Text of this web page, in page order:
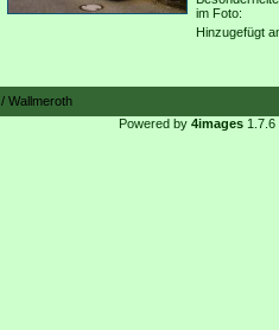
im Foto:
Hinzugefügt
/ Wallmeroth
Powered by 4images1.7.6